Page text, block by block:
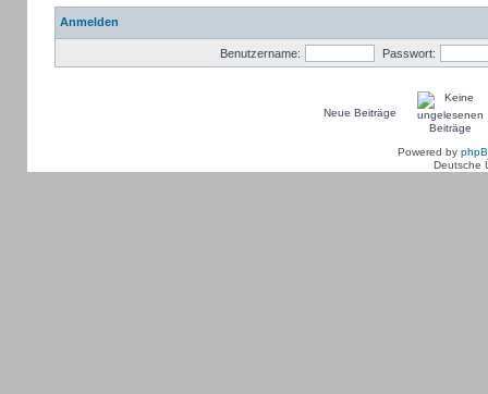
Anmelden
Benutzername: Passwort:
Neue Beiträge
Powered by
Deutsche